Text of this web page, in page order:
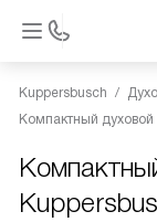
Kuppersbusch
Компактный